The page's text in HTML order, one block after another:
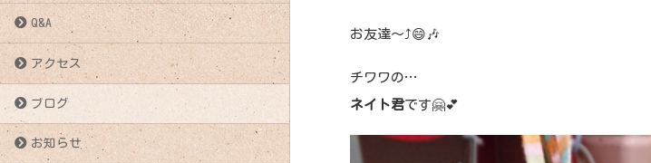
Q&A
アクセス
ブログ
お知らせ
お友達～⤴️😄🎶
チワワの…
ネイト君です🤗💕